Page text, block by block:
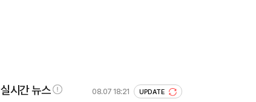
실시간 뉴스 08.07 18:21 UPDATE